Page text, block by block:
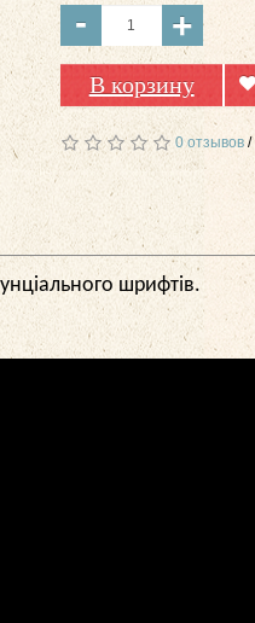
-
+
В корзину
0 отзывов/
шрифтів.